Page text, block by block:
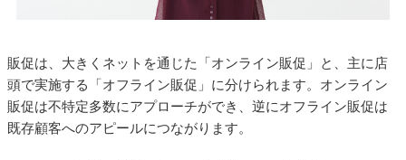
販促は、大きくネットを通じた「オンライン販促」と、主に店
頭で実施する「オフライン販促」に分けられます。オンライン
販促は不特定多数にアプローチができ、逆にオフライン販促は
既存顧客へのアピールにつながります。